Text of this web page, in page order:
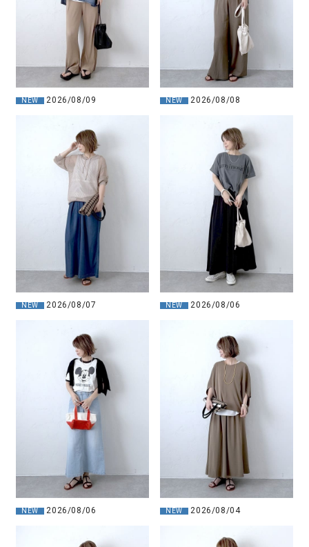
NEW 2026/08/09 NEW 2026/08/08
NEW 2026/08/07 NEW 2026/08/06
NEW 2026/08/06 NEW 2026/08/04